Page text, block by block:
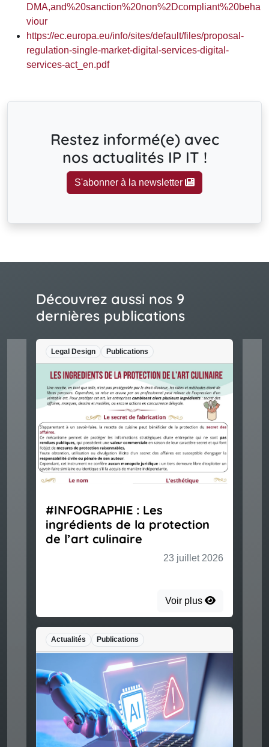
DMA,and%20sanction%20non%2Dcompliant%20beha
viour
https://ec.europa.eu/info/sites/default/files/proposal-
regulation-single-market-digital-services-digital-
services-act_en.pdf
Restez informé(e) avec
nos actualités IP IT !
S'abonner à la newsletter
Découvrez aussi nos 9
dernières publications
Legal Design Publications
#INFOGRAPHIE : Les
ingrédients de la protection
de l’art culinaire
23 juillet 2026
Voir plus
Actualités Publications